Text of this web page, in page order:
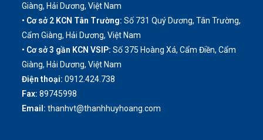
Giàng, Hải Dương, Việt Nam
• Cơ sở 2 KCN Tân Trường: Số 731 Quý Dương, Tân Trường,
Cẩm Giàng, Hải Dương, Việt Nam
• Cơ sở 3 gần KCN VSIP: Số 375 Hoàng Xá, Cẩm Điền, Cẩm
Giàng, Hải Dương, Việt Nam
Điện thoại: 0912.424.738
Fax: 89745998
Email: thanhvt@thanhhuyhoang.com